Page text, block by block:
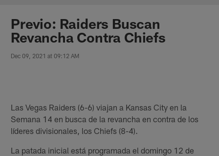
Previo: Raiders Buscan
Revancha Contra Chiefs
Dec 09, 2021 at 09:12 AM
Las Vegas Raiders (6-6) viajan a Kansas City en la
Semana 14 en busca de la revancha en contra de los
líderes divisionales, los Chiefs (8-4).
La patada inicial está programada el domingo 12 de